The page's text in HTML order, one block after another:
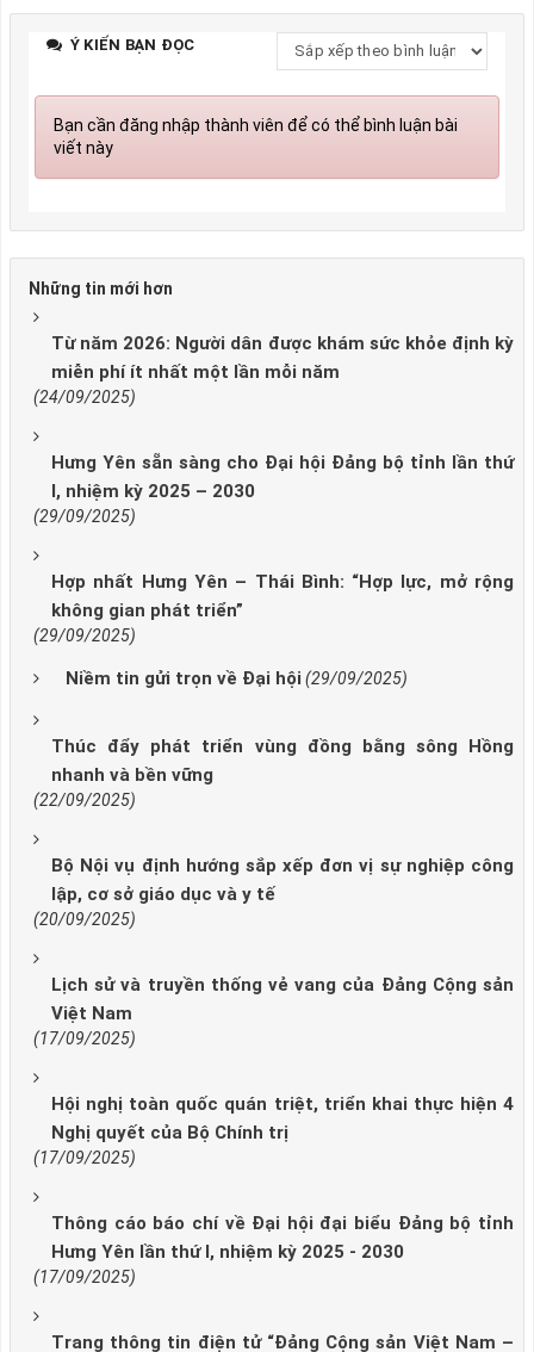
Ý KIẾN BẠN ĐỌC
Bạn cần đăng nhập thành viên để có thể bình luận bài
viết này
Những tin mới hơn
Từ năm 2026: Người dân được khám sức khỏe định kỳ
miễn phí ít nhất một lần mỗi năm
(24/09/2025)
Hưng Yên sẵn sàng cho Đại hội Đảng bộ tỉnh lần thứ
I, nhiệm kỳ 2025 – 2030
(29/09/2025)
Hợp nhất Hưng Yên – Thái Bình: “Hợp lực, mở rộng
không gian phát triển”
(29/09/2025)
Niềm tin gửi trọn về Đại hội (29/09/2025)
Thúc đẩy phát triển vùng đồng bằng sông Hồng
nhanh và bền vững
(22/09/2025)
Bộ Nội vụ định hướng sắp xếp đơn vị sự nghiệp công
lập, cơ sở giáo dục và y tế
(20/09/2025)
Lịch sử và truyền thống vẻ vang của Đảng Cộng sản
Việt Nam
(17/09/2025)
Hội nghị toàn quốc quán triệt, triển khai thực hiện 4
Nghị quyết của Bộ Chính trị
(17/09/2025)
Thông cáo báo chí về Đại hội đại biểu Đảng bộ tỉnh
Hưng Yên lần thứ I, nhiệm kỳ 2025 - 2030
(17/09/2025)
Trang thông tin điện tử “Đảng Cộng sản Việt Nam –